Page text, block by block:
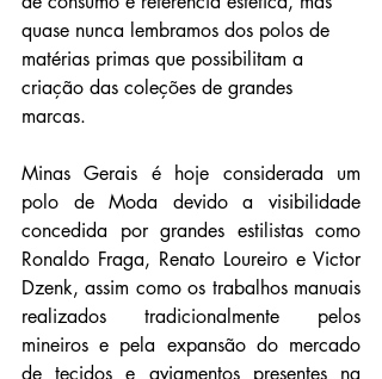
quase nunca lembramos dos polos de
matérias primas que possibilitam a
criação das coleções de grandes
marcas.
Minas Gerais é hoje considerada um
polo de Moda devido a visibilidade
concedida por grandes estilistas como
Ronaldo Fraga, Renato Loureiro e Victor
Dzenk, assim como os trabalhos manuais
realizados tradicionalmente pelos
mineiros e pela expansão do mercado